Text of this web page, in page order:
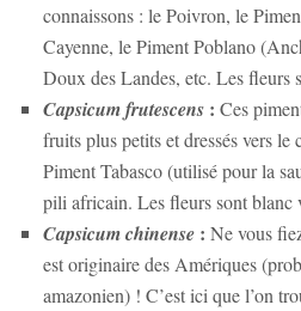
connaissons : le Poivron, le
Cayenne, le Piment Poblano
Doux des Landes, etc. Les fleurs
Capsicum frutescens : Ces
fruits plus petits et dressés vers
Piment Tabasco (utilisé pour la
pili africain. Les fleurs sont blanc
Capsicum chinense : Ne vous
est originaire des Amériques
amazonien) ! C’est ici que l’on